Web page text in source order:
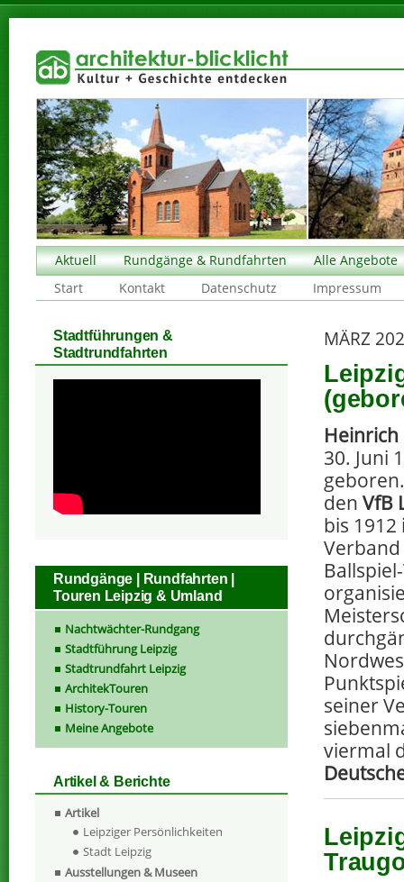
Aktuell Rundgänge & Rundfahrten
Alle Angebote
Start
Kontakt Datenschutz Impressum
MÄRZ
Heinrich
30. Juni
den VfB
bis
seiner
viermal
Stadtführungen &
Stadtrundfahrten
Rundgänge | Rundfahrten |
Touren Leipzig & Umland
Nachtwächter-Rundgang
Stadtführung Leipzig
Stadtrundfahrt Leipzig
ArchitekTouren
History-Touren
Meine Angebote
Artikel & Berichte
Artikel
Leipziger Persönlichkeiten
Stadt Leipzig
Ausstellungen & Museen